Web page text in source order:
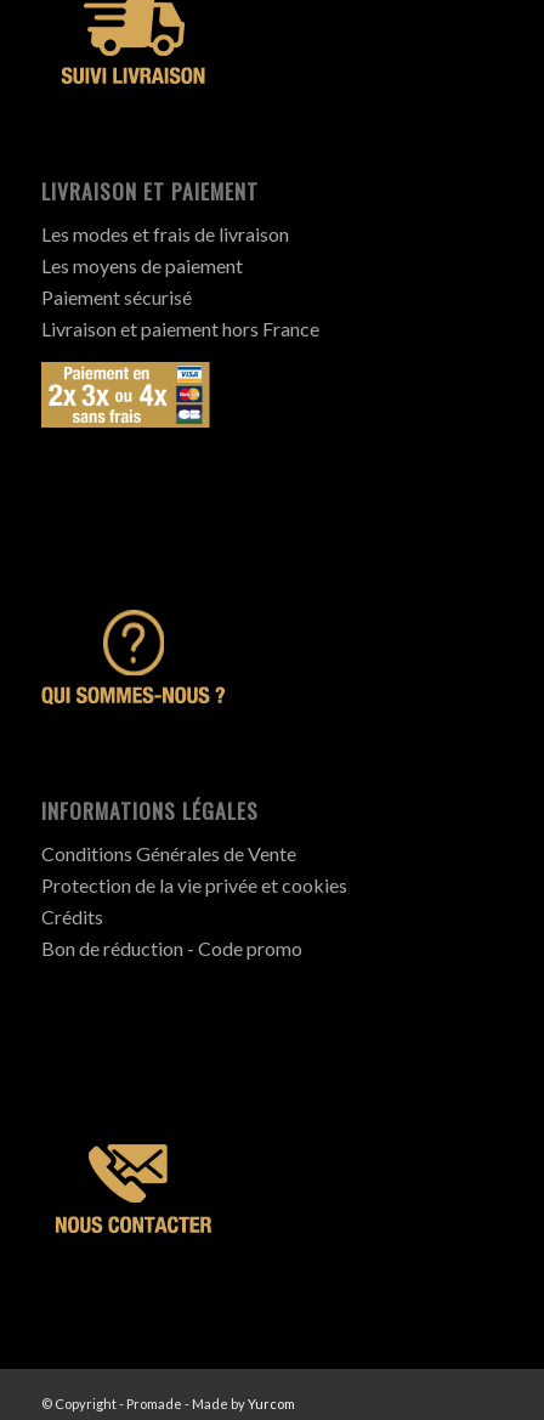
LIVRAISON ET PAIEMENT
Les modes et frais de livraison
Les moyens de paiement
Paiement sécurisé
Livraison et paiement hors France
INFORMATIONS LÉGALES
Conditions Générales de Vente
Protection de la vie privée et cookies
Crédits
Bon de réduction - Code promo
© Copyright - Promade - Made byYurcom